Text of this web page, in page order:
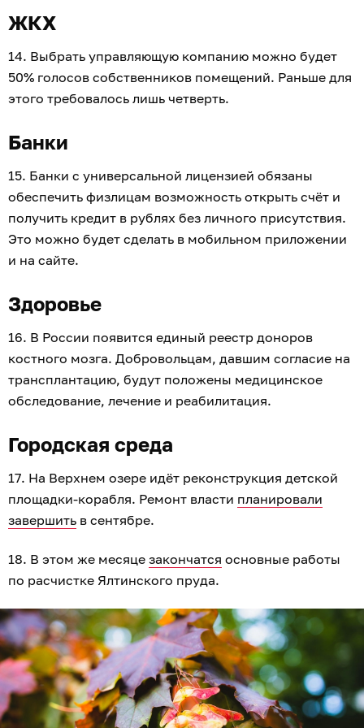
ЖКХ
14. Выбрать управляющую компанию можно будет
50% голосов собственников помещений. Раньше для
этого требовалось лишь четверть.
Банки
15. Банки с универсальной лицензией обязаны
обеспечить физлицам возможность открыть счёт и
получить кредит в рублях без личного присутствия.
Это можно будет сделать в мобильном приложении
и на сайте.
Здоровье
16. В России появится единый реестр доноров
костного мозга. Добровольцам, давшим согласие на
трансплантацию, будут положены медицинское
обследование, лечение и реабилитация.
Городская среда
17. На Верхнем озере идёт реконструкция детской
площадки-корабля. Ремонт власти планировали
завершить в сентябре.
18. В этом же месяце закончатся основные работы
по расчистке Ялтинского пруда.